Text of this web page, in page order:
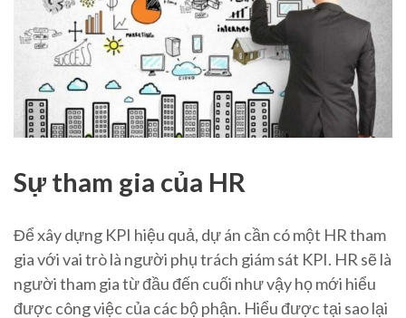
Sự tham gia của HR
Để xây dựng KPI hiệu quả, dự án cần có một HR tham
gia với vai trò là người phụ trách giám sát KPI. HR sẽ là
người tham gia từ đầu đến cuối như vậy họ mới hiểu
được công việc của các bộ phận. Hiểu được tại sao lại